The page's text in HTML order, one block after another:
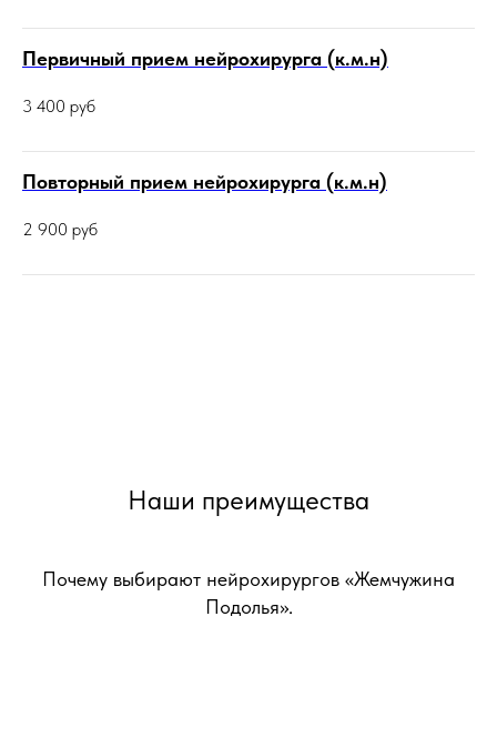
Первичный прием нейрохирурга (к.м.н)
3 400 руб
Повторный прием нейрохирурга (к.м.н)
2 900 руб
Наши преимущества
Почему выбирают нейрохирургов «Жемчужина
Подолья».